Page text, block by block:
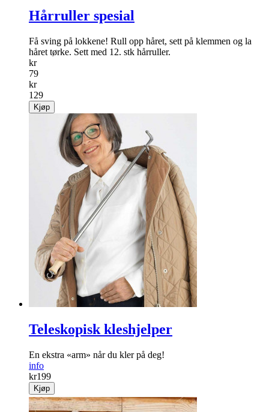
Hårruller spesial
Få sving på lokkene! Rull opp håret, sett på klemmen og la
håret tørke. Sett med 12. stk hårruller.
kr
79
kr
129
Kjøp
Teleskopisk kleshjelper
En ekstra «arm» når du kler på deg!
info
kr199
Kjøp